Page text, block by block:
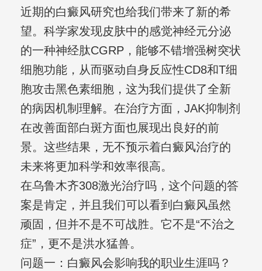
近期的白癜风研究也给我们带来了新的希
望。科学家发现皮肤中的感觉神经元分泌
的一种神经肽CGRP，能够不错增强树突状
细胞功能，从而驱动自身反应性CD8和T细
胞攻击黑色素细胞，这为我们提供了全新
的病因机制理解。在治疗方面，JAK抑制剂
在改善面部白斑方面也展现出良好的前
景。这些结果，无不预示着白癜风治疗的
未来将更加科学和效率很高。
在乌鲁木齐308激光治疗吗，这个问题的答
案是肯定，并且我们可以看到白癜风虽然
顽固，但并不是不可战胜。它不是“不治之
症”，更不是洪水猛兽。
问题一：白癜风会影响我的职业生涯吗？